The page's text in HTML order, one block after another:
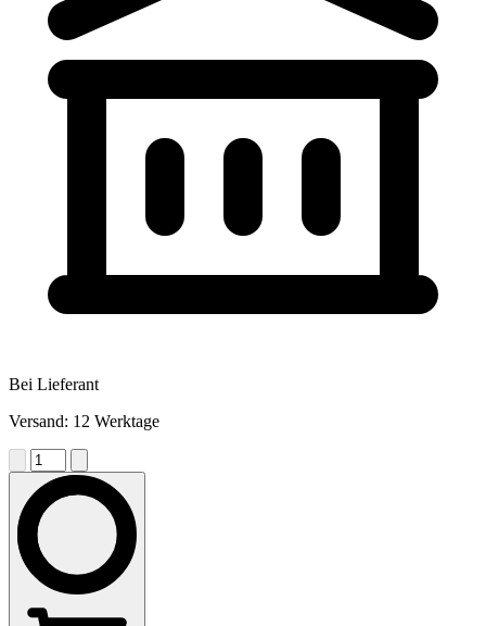
Bei Lieferant
Versand: 12 Werktage